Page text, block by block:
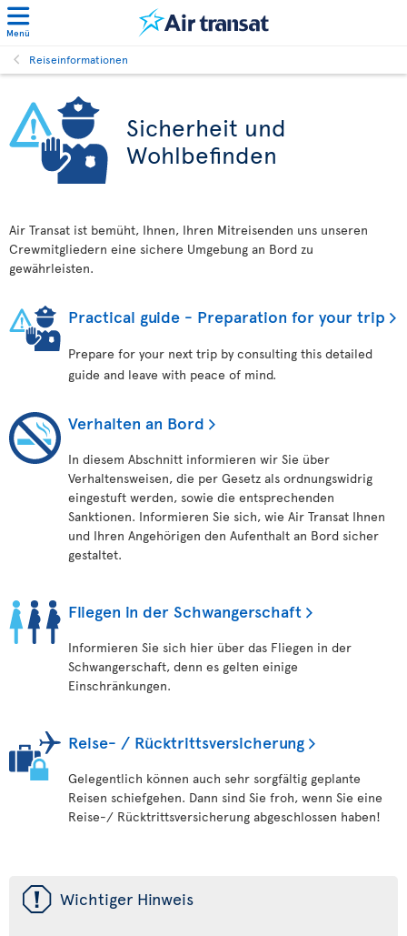
Menü
Reiseinformationen
Sicherheit und
Wohlbefinden
Air Transat ist bemüht, Ihnen, Ihren Mitreisenden uns unseren
Crewmitgliedern eine sichere Umgebung an Bord zu
gewährleisten.
Practical guide - Preparation for your trip
Prepare for your next trip by consulting this detailed
guide and leave with peace of mind.
Verhalten an Bord
In diesem Abschnitt informieren wir Sie über
Verhaltensweisen, die per Gesetz als ordnungswidrig
eingestuft werden, sowie die entsprechenden
Sanktionen. Informieren Sie sich, wie Air Transat Ihnen
und Ihren Angehörigen den Aufenthalt an Bord sicher
gestaltet.
Fliegen in der Schwangerschaft
Informieren Sie sich hier über das Fliegen in der
Schwangerschaft, denn es gelten einige
Einschränkungen.
Reise- / Rücktrittsversicherung
Gelegentlich können auch sehr sorgfältig geplante
Reisen schiefgehen. Dann sind Sie froh, wenn Sie eine
Reise-/ Rücktrittsversicherung abgeschlossen haben!
ü Wichtiger Hinweis